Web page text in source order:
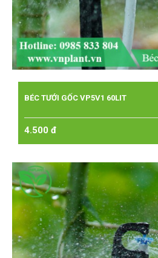
BÉC TƯỚI GỐC VP5V1 60LIT
4.500 đ